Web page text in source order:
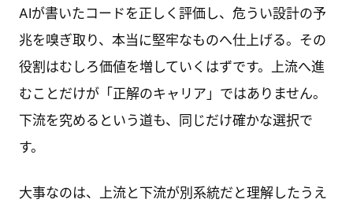
AIが書いたコードを正しく評価し、危うい設計の予
兆を嗅ぎ取り、本当に堅牢なものへ仕上げる。その
役割はむしろ価値を増していくはずです。上流へ進
むことだけが「正解のキャリア」ではありません。
下流を究めるという道も、同じだけ確かな選択で
す。
大事なのは、上流と下流が別系統だと理解したうえ